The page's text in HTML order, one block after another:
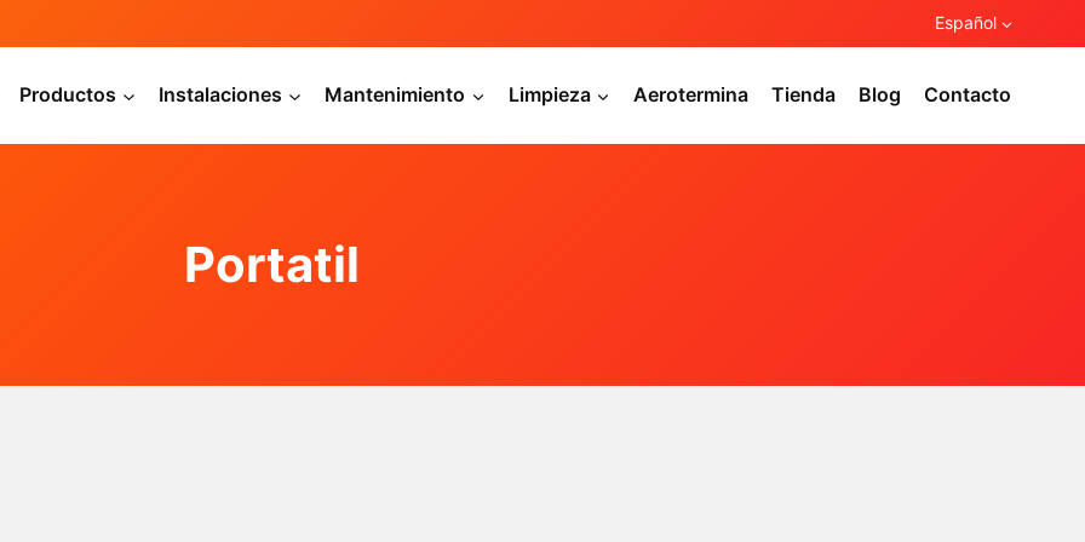
Español
Productos Instalaciones Mantenimiento Limpieza Aerotermina Tienda Blog Contacto
Portatil